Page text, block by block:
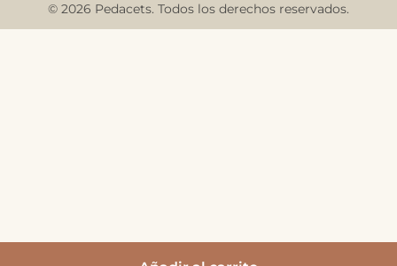
© 2026 Pedacets. Todos los derechos reservados.